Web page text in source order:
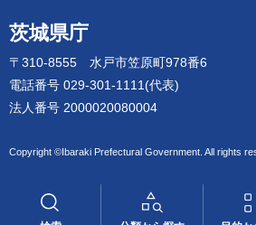
茨城県庁
〒310-8555 水戸市笠原町978番6
電話番号 029-301-1111(代表)
法人番号 2000020080004
Copyright ©Ibaraki Prefectural Government. All rights